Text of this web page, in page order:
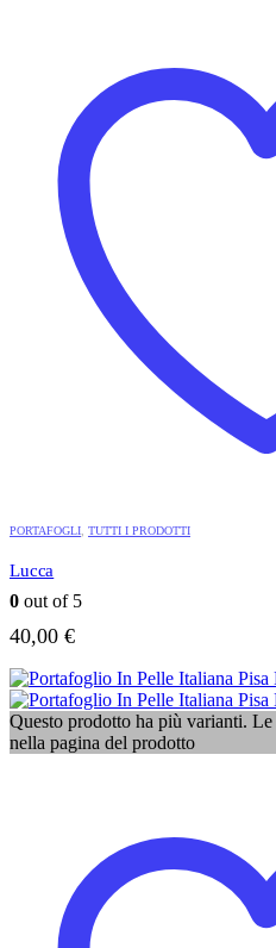
PORTAFOGLI TUTTI I PRODOTTI
Lucca
0 out of 5
40,00 €
Questo prodotto ha più varianti. Le
nella pagina del prodotto